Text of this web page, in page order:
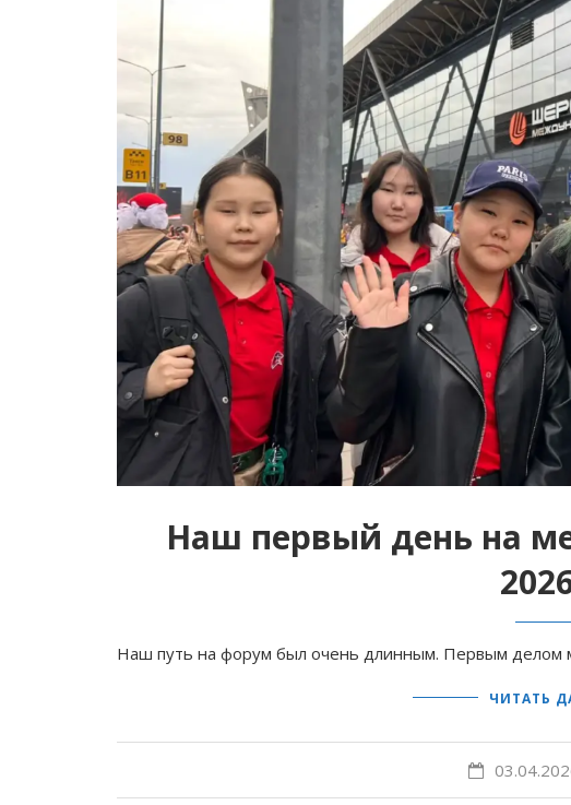
Наш первый день на
Наш путь на форум был очень длинным. Первым делом
ЧИТАТЬ